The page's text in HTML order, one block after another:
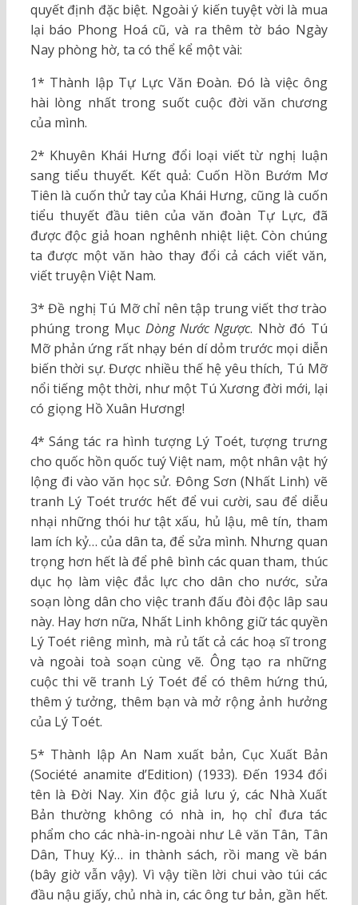
quyết định đặc biệt. Ngoài ý kiến tuyệt vời là mua
lại báo Phong Hoá cũ, và ra thêm tờ báo Ngày
Nay phòng hờ, ta có thể kể một vài:
1* Thành lập Tự Lực Văn Đoàn. Đó là việc ông
hài lòng nhất trong suốt cuộc đời văn chương
của mình.
2* Khuyên Khái Hưng đổi loại viết từ nghị luận
sang tiểu thuyết. Kết quả: Cuốn Hồn Bướm Mơ
Tiên là cuốn thử tay của Khái Hưng, cũng là cuốn
tiểu thuyết đầu tiên của văn đoàn Tự Lực, đã
được độc giả hoan nghênh nhiệt liệt. Còn chúng
ta được một văn hào thay đổi cả cách viết văn,
viết truyện Việt Nam.
3* Đề nghị Tú Mỡ chỉ nên tập trung viết thơ trào
phúng trong Mục Dòng Nước Ngược. Nhờ đó Tú
Mỡ phản ứng rất nhạy bén dí dỏm trước mọi diễn
biến thời sự. Được nhiều thế hệ yêu thích, Tú Mỡ
nổi tiếng một thời, như một Tú Xương đời mới, lại
có giọng Hồ Xuân Hương!
4* Sáng tác ra hình tượng Lý Toét, tượng trưng
cho quốc hồn quốc tuý Việt nam, một nhân vật hý
lộng đi vào văn học sử. Đông Sơn (Nhất Linh) vẽ
tranh Lý Toét trước hết để vui cười, sau để diễu
nhại những thói hư tật xấu, hủ lậu, mê tín, tham
lam ích kỷ… của dân ta, để sửa mình. Nhưng quan
trọng hơn hết là để phê bình các quan tham, thúc
dục họ làm việc đắc lực cho dân cho nước, sửa
soạn lòng dân cho việc tranh đấu đòi độc lâp sau
này. Hay hơn nữa, Nhất Linh không giữ tác quyền
Lý Toét riêng mình, mà rủ tất cả các hoạ sĩ trong
và ngoài toà soạn cùng vẽ. Ông tạo ra những
cuộc thi vẽ tranh Lý Toét để có thêm hứng thú,
thêm ý tưởng, thêm bạn và mở rộng ảnh hưởng
của Lý Toét.
5* Thành lập An Nam xuất bản, Cục Xuất Bản
(Société anamite d’Edition) (1933). Đến 1934 đổi
tên là Đời Nay. Xin độc giả lưu ý, các Nhà Xuất
Bản thường không có nhà in, họ chỉ đưa tác
phẩm cho các nhà-in-ngoài như Lê văn Tân, Tân
Dân, Thuỵ Ký… in thành sách, rồi mang về bán
(bây giờ vẫn vậy). Vì vậy tiền lời chui vào túi các
đầu nậu giấy, chủ nhà in, các ông tư bản, gần hết.